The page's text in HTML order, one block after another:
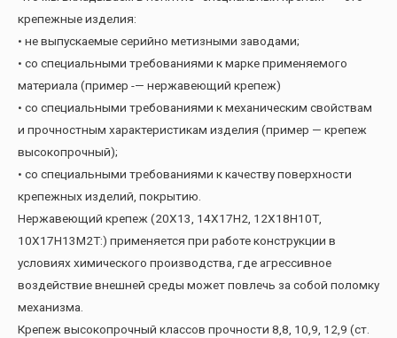
крепежные изделия:
• не выпускаемые серийно метизными заводами;
• со специальными требованиями к марке применяемого
материала (пример -— нержавеющий крепеж)
• со специальными требованиями к механическим свойствам
и прочностным характеристикам изделия (пример — крепеж
высокопрочный);
• со специальными требованиями к качеству поверхности
крепежных изделий, покрытию.
Нержавеющий крепеж (20Х13, 14Х17Н2, 12Х18Н10Т,
10Х17Н13М2Т:) применяется при работе конструкции в
условиях химического производства, где агрессивное
воздействие внешней среды может повлечь за собой поломку
механизма.
Крепеж высокопрочный классов прочности 8,8, 10,9, 12,9 (ст.